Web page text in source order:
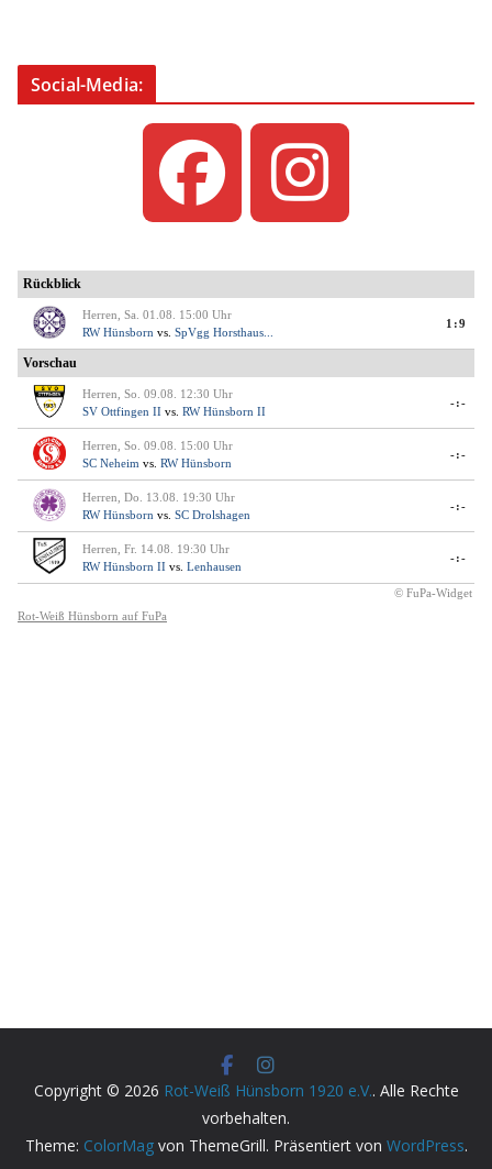
Social-Media:
Copyright © 2026 Rot-Weiß Hünsborn 1920 e.V.. Alle Rechte
vorbehalten.
Theme: ColorMagvon ThemeGrill. Präsentiert von WordPress.